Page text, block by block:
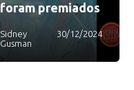
foram premiados
Sidney
Gusman
30/12/2024